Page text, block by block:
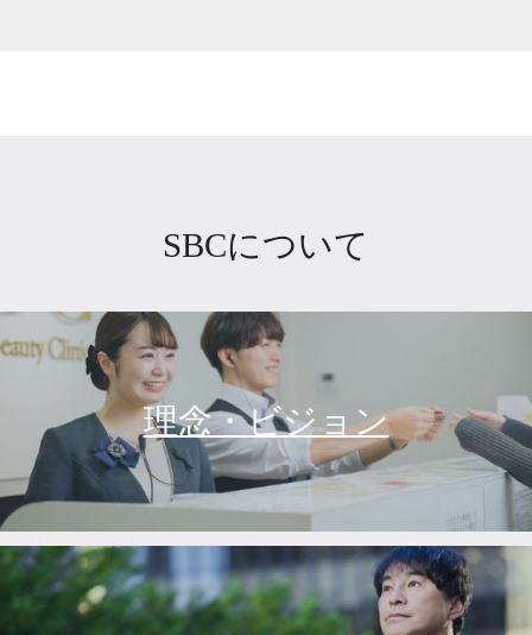
SBCについて
理念・ビジョン